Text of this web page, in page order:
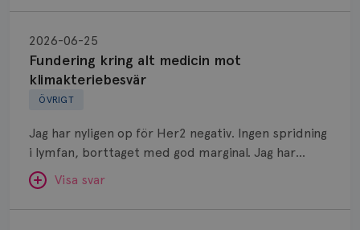
SVAR:
Hej. Oavsett vilken hormonsänkande behandling
(men även cytostatika) man får så kan en del
uppleva negativ påverkan på minnet. Prata din
märke eller annan aromatashämmare. Det kan ofta
vara bra att ha en paus först, för att se att
besvären blir bättre, men bäst är att prata med
ÖVRIGT
Fundering kring alt medicin mot
klimakteriebesvär
2026-06-25
Jag har nyligen op för Her2 negativ. Ingen spridning
i lymfan, borttaget med god marginal. Jag har
genomgått en 5 dagars strålning och är färdig
behandlad. Efter att jag nu slutat med östrogen-
lenzetto, har klimakteriebesvären kommit med
Visa svar
kring
medicin